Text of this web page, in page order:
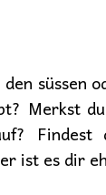
süssen
Merkst
ist es dir